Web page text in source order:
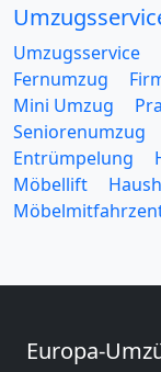
Umzugsservice
Fernumzug
Mini Umzug
Seniorenumzug
Entrümpelung
Möbellift
Europa-